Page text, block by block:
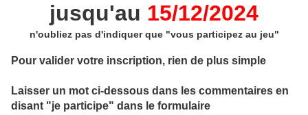
jusqu'au 15/12/2024
n'oubliez pas d'indiquer que "vous participez au jeu"
Pour valider votre inscription, rien de plus simple
Laisser un mot ci-dessous dans les commentaires en
disant "je participe" dans le formulaire